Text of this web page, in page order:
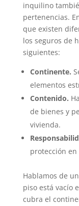
inquilino
pertenencias.
que existen
los seguros de
siguientes:
Continente.
elementos
Contenido.
de bienes y
vivienda.
protección en
Hablamos de
piso está vacío
cubra el